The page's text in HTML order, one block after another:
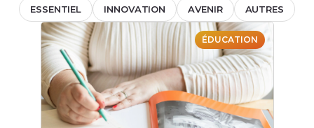
ESSENTIEL INNOVATION AVENIR AUTRES
ÉDUCATION